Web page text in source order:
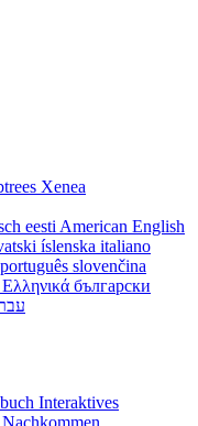
Xenea
eesti American English
íslenska italiano
português slovenčina
Ελληνικά български
Interaktives
Nachkommen